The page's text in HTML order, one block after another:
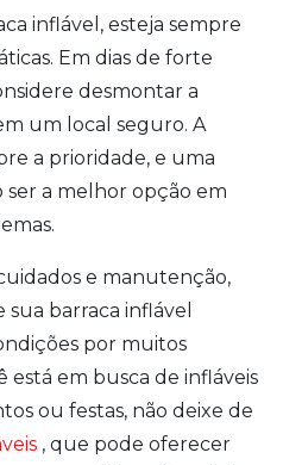
inflável, esteja sempre
Em dias de forte
desmontar a
um local seguro. A
a prioridade, e uma
ser a melhor opção em
e manutenção,
barraca inflável
por muitos
está em busca de infláveis
ou festas, não deixe de
, que pode oferecer